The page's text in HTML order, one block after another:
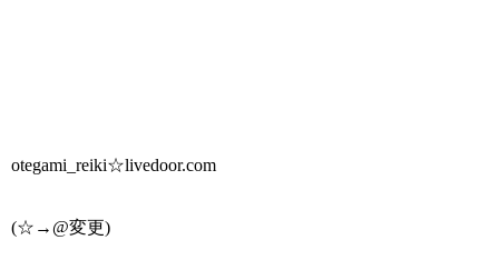
otegami_reiki☆livedoor.com
(☆→@変更)